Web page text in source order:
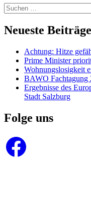
Suchen
nach:
Neueste Beiträge
Achtung: Hitze
Prime Minister
Wohnungslosigkeit
BAWO Fachtagung
Ergebnisse des
Stadt Salzburg
Folge uns
Facebook